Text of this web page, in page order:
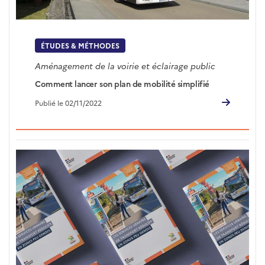
ÉTUDES & MÉTHODES
Aménagement de la voirie et éclairage public
Comment lancer son plan de mobilité simplifié
Publié le 02/11/2022